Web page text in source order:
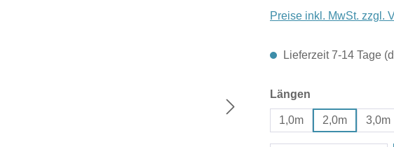
Preise inkl. MwSt. zzgl.
Lieferzeit 7-14 Tage
Längen
1,0m 2,0m 3,0m